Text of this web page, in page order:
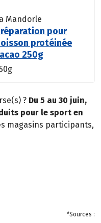
Mandorle
pour
protéinée
250g
? Du 5 au 30 juin,
pour le sport en
magasins participants,
*Sources :